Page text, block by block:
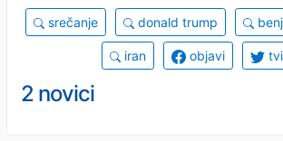
srečanje donald trump
iran objavi
2 novici